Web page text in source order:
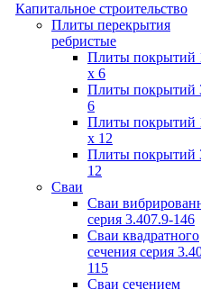
Капитальное строительство
Плиты перекрытия
ребристые
Плиты покрытий
x 6
Плиты покрытий
6
Плиты покрытий
x 12
Плиты покрытий
12
Сваи
Сваи
серия 3.407.9-146
Сваи квадратного
сечения серия
115
Сваи сечением